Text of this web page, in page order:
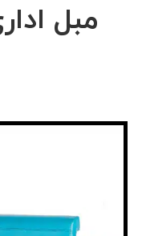
مبل